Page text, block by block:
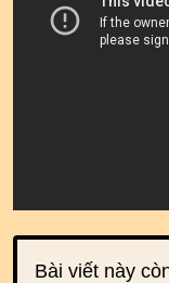
Bài viết này